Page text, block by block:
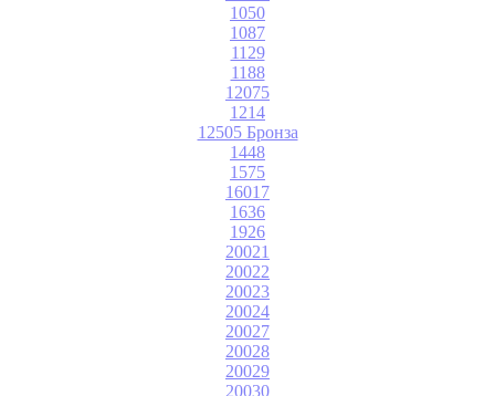
1050
1087
1129
1188
12075
1214
12505 Бронза
1448
1575
16017
1636
1926
20021
20022
20023
20024
20027
20028
20029
20030